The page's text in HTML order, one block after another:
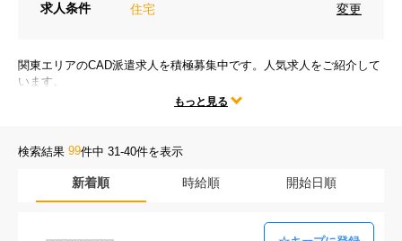
転職をご希望の方 企業のご担当者様
求人条件 住宅 変更
関東エリアのCAD派遣求人を積極募集中です。人気求人をご紹介して
います。
テレワークや時短勤務、残業なしなどの人気な働き方だけではなく、
もっと見る
検索結果 99件中 31-40件を表示
新着順 時給順 開始日順